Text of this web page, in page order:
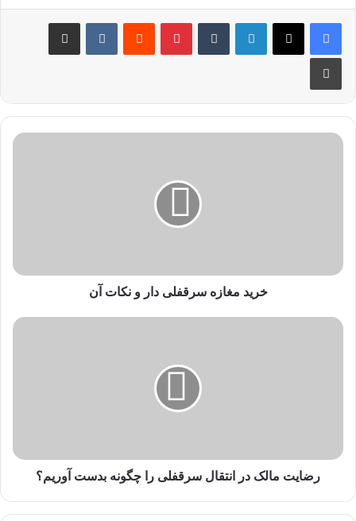
خرید مغازه سرقفلی دار و نکات آن
رضایت مالک در انتقال سرقفلی را چگونه بدست آوریم؟